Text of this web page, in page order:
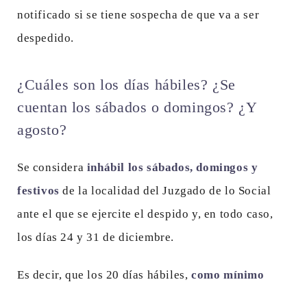
notificado si se tiene sospecha de que va a ser
despedido.
¿Cuáles son los días hábiles? ¿Se
cuentan los sábados o domingos? ¿Y
agosto?
Se considera inhábil los sábados, domingos y
festivos de la localidad del Juzgado de lo Social
ante el que se ejercite el despido y, en todo caso,
los días 24 y 31 de diciembre.
Es decir, que los 20 días hábiles, como mínimo